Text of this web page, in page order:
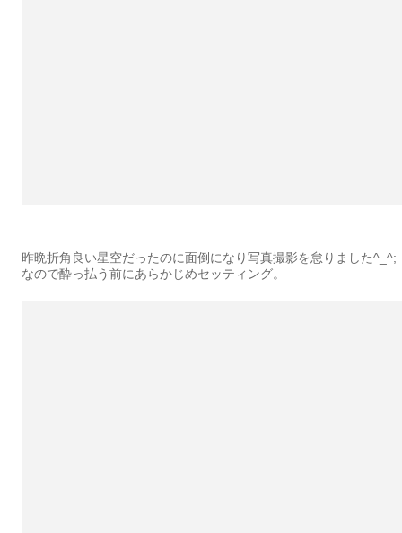
昨晩折角良い星空だったのに面倒になり写真撮影を怠りました^_^;
なので酔っ払う前にあらかじめセッティング。